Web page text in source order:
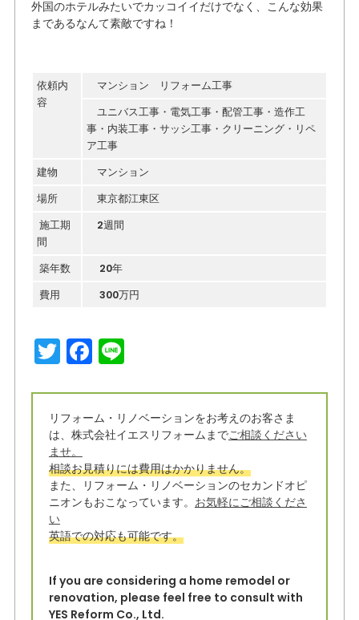
外国のホテルみたいでカッコイイだけでなく、こんな効果
まであるなんて素敵ですね！
依頼内
容
マンション リフォーム工事
ユニバス工事・電気工事・配管工事・造作工
事・内装工事・サッシ工事・クリーニング・リペ
ア工事
建物
マンション
場所
東京都江東区
施工期
間
2週間
築年数
20年
費用
300万円
T
w
it
t
e
r
F
a
c
e
b
o
o
k
Li
e
リフォーム・リノベーションをお考えのお客さま
は、株式会社イエスリフォームまでご相談ください
ませ。
相談お見積りには費用はかかりません。
また、リフォーム・リノベーションのセカンドオピ
ニオンもおこなっています。 お気軽にご相談くださ
い
英語での対応も可能です。
If you are considering a home remodel or
renovation, please feel free to consult with
YES Reform Co., Ltd.